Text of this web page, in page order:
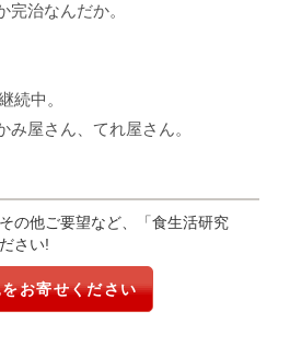
完治なんだか。
続中。
屋さん、てれ屋さん。
の他ご要望など、「食生活研究
さい!
お寄せください